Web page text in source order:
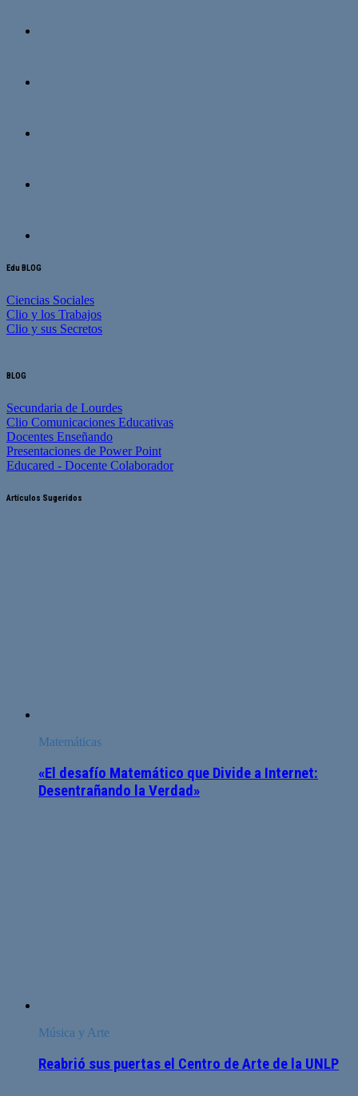
Edu BLOG
Ciencias Sociales
Clio y los Trabajos
Clio y sus Secretos
BLOG
Secundaria de Lourdes
Clio Comunicaciones Educativas
Docentes Enseñando
Presentaciones de Power Point
Educared - Docente Colaborador
Artículos Sugeridos
Matemáticas
«El desafío Matemático que Divide a Internet:
Desentrañando la Verdad»
Música y Arte
Reabrió sus puertas el Centro de Arte de la UNLP